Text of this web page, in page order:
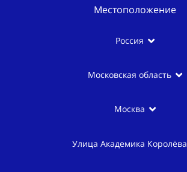
Местоположение
Россия
Московская область
Москва
Улица Академика Королёва